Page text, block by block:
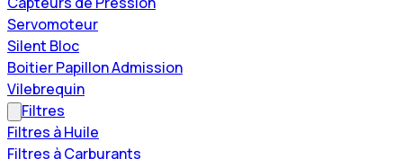
Servomoteur
Silent Bloc
Boitier Papillon Admission
Vilebrequin
Filtres
Filtres à Huile
Filtres à Carburants